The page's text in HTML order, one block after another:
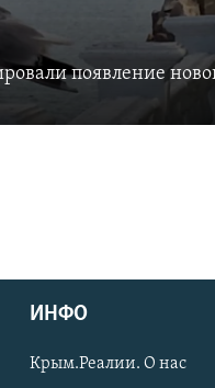
появление
ИНФО
Крым.Реалии. О нас